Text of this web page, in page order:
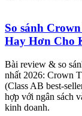
So sánh
Hay Hơn Cho
Bài review & so
nhất 2026: Crown
(Class AB best-
hợp với ngân sách
kinh doanh.